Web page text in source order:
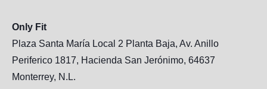
Only Fit
Plaza Santa María Local 2 Planta Baja, Av. Anillo
Periferico 1817, Hacienda San Jerónimo, 64637
Monterrey, N.L.